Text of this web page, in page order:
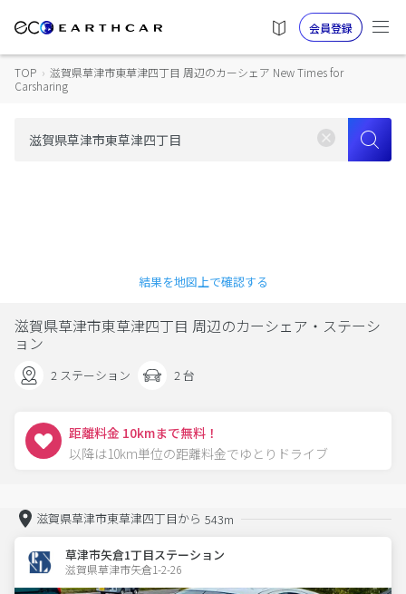
会員登録
TOP › 滋賀県草津市東草津四丁目 周辺のカーシェア New Times for
Carsharing
結果を地図上で確認する
滋賀県草津市東草津四丁目 周辺のカーシェア・ステーシ
ョン
2 ステーション 2 台
距離料金 10kmまで無料！
以降は10km単位の距離料金でゆとりドライブ
滋賀県草津市東草津四丁目から 543m
草津市矢倉1丁目ステーション
滋賀県草津市矢倉1-2-26